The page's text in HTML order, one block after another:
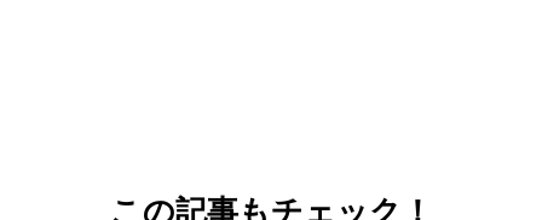
この記事もチェック！